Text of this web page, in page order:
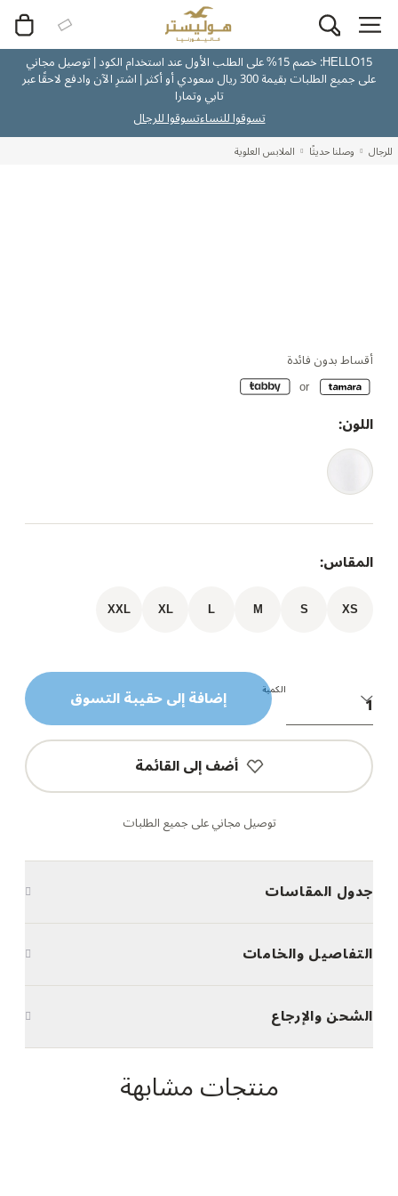
HELLO15: خصم 15% على الطلب الأول عند استخدام الكود | توصيل مجاني
على جميع الطلبات بقيمة 300 ريال سعودي أو أكثر | اشترِ الآن وادفع لاحقًا عبر
تابي وتمارا
تسوقوا للنساءتسوقوا للرجال
للرجال وصلنا حديثًا الملابس العلوية
أقساط بدون فائدة
اللون:
المقاس:
XS
S
M
L
XL
XXL
الكمية إضافة إلى حقيبة التسوق
أضف إلى القائمة
توصيل مجاني على جميع الطلبات
جدول المقاسات
التفاصيل والخامات
الشحن والإرجاع
منتجات مشابهة